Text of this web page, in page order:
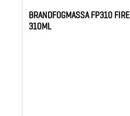
BRANDFOGMASSA FP310
310ML